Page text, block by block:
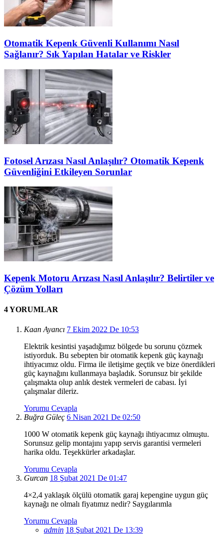
Otomatik Kepenk Güvenli Kullanımı Nasıl
Sağlanır? Sık Yapılan Hatalar ve Riskler
Fotosel Arızası Nasıl Anlaşılır? Otomatik Kepenk
Güvenliğini Etkileyen Sorunlar
Kepenk Motoru Arızası Nasıl Anlaşılır? Belirtiler ve
Çözüm Yolları
4 YORUMLAR
Kaan Ayancı 7 Ekim 2022 De 10:53
Elektrik kesintisi yaşadığımız bölgede bu sorunu çözmek
istiyorduk. Bu sebepten bir otomatik kepenk güç kaynağı
ihtiyacımız oldu. Firma ile iletişime geçtik ve bize önerdikleri
güç kaynağını kullanmaya başladık. Sorunsuz bir şekilde
çalışmakta olup anlık destek vermeleri de cabası. İyi
çalışmalar dileriz.
Yorumu Cevapla
Buğra Güleç 6 Nisan 2021 De 02:50
1000 W otomatik kepenk güç kaynağı ihtiyacımız olmuştu.
Sorunsuz gelip montajını yapıp servis garantisi vermeleri
harika oldu. Teşekkürler arkadaşlar.
Yorumu Cevapla
Gurcan 18 Şubat 2021 De 01:47
4×2,4 yaklaşık ölçülü otomatik garaj kepengine uygun güç
kaynağı ne olmalı fiyatımız nedir? Saygılarımla
Yorumu Cevapla
admin 18 Şubat 2021 De 13:39